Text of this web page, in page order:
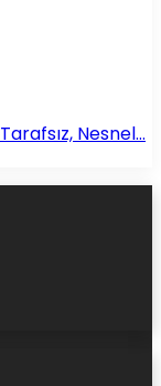
Nesnel…